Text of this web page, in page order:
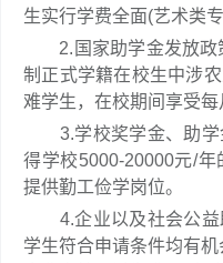
生实行学费全面(艺术类专
2.国家助学金发放政
制正式学籍在校生中涉
难学生，在校期间享受每
3.学校奖学金、助学
得学校5000-20000元/
提供勤工俭学岗位。
4.企业以及社会公益
学生符合申请条件均有